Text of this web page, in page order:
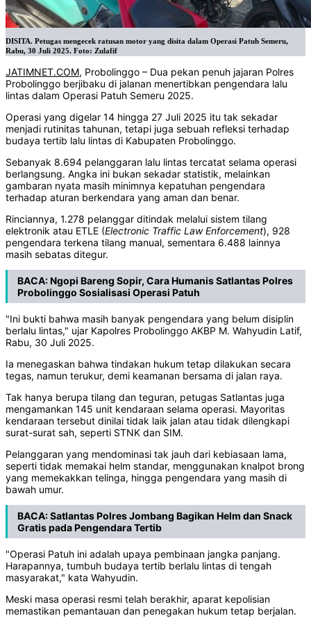
DISITA. Petugas mengecek ratusan motor yang disita dalam Operasi Patuh Semeru,
Rabu, 30 Juli 2025. Foto: Zulafif
JATIMNET.COM, Probolinggo – Dua pekan penuh jajaran Polres
Probolinggo berjibaku di jalanan menertibkan pengendara lalu
lintas dalam Operasi Patuh Semeru 2025.
‎Operasi yang digelar 14 hingga 27 Juli 2025 itu tak sekadar
menjadi rutinitas tahunan, tetapi juga sebuah refleksi terhadap
budaya tertib lalu lintas di Kabupaten Probolinggo.
‎Sebanyak 8.694 pelanggaran lalu lintas tercatat selama operasi
berlangsung. Angka ini bukan sekadar statistik, melainkan
gambaran nyata masih minimnya kepatuhan pengendara
terhadap aturan berkendara yang aman dan benar.
‎Rinciannya, 1.278 pelanggar ditindak melalui sistem tilang
elektronik atau ETLE (Electronic Traffic Law Enforcement), 928
pengendara terkena tilang manual, sementara 6.488 lainnya
masih sebatas ditegur.
BACA:Ngopi Bareng Sopir, Cara Humanis Satlantas Polres
Probolinggo Sosialisasi Operasi Patuh
‎"Ini bukti bahwa masih banyak pengendara yang belum disiplin
berlalu lintas," ujar Kapolres Probolinggo AKBP M. Wahyudin Latif,
Rabu, 30 Juli 2025.
‎Ia menegaskan bahwa tindakan hukum tetap dilakukan secara
tegas, namun terukur, demi keamanan bersama di jalan raya.
‎Tak hanya berupa tilang dan teguran, petugas Satlantas juga
mengamankan 145 unit kendaraan selama operasi. Mayoritas
kendaraan tersebut dinilai tidak laik jalan atau tidak dilengkapi
surat-surat sah, seperti STNK dan SIM.
‎Pelanggaran yang mendominasi tak jauh dari kebiasaan lama,
seperti tidak memakai helm standar, menggunakan knalpot brong
yang memekakkan telinga, hingga pengendara yang masih di
bawah umur.
BACA:Satlantas Polres Jombang Bagikan Helm dan Snack
Gratis pada Pengendara Tertib
‎"Operasi Patuh ini adalah upaya pembinaan jangka panjang.
Harapannya, tumbuh budaya tertib berlalu lintas di tengah
masyarakat," kata Wahyudin.
‎Meski masa operasi resmi telah berakhir, aparat kepolisian
memastikan pemantauan dan penegakan hukum tetap berjalan.